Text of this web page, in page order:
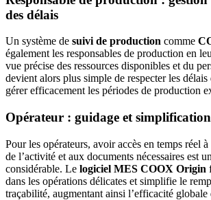
des délais
Un système de suivi de production comme
également les responsables de production en
vue précise des ressources disponibles et du
devient alors plus simple de respecter les
gérer efficacement les périodes de production
Opérateur : guidage et simplification
Pour les opérateurs, avoir accès en temps réel à
de l’activité et aux documents nécessaires est
considérable. Le logiciel MES COOX Origin
dans les opérations délicates et simplifie le
traçabilité, augmentant ainsi l’efficacité globale